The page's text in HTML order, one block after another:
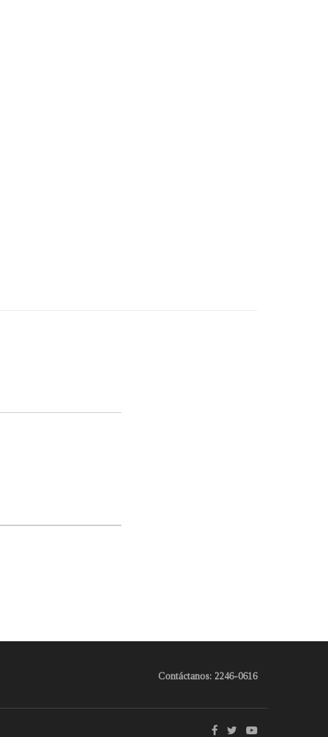
Contáctanos: 2246-0616